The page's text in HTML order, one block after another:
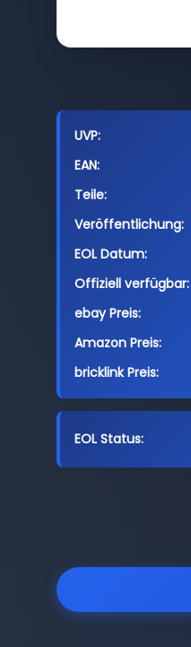
UVP:
EAN:
Teile:
Veröffentlichung:
EOL Datum:
Offiziell verfügbar:
ebay Preis:
Amazon Preis:
bricklink Preis:
EOL Status: